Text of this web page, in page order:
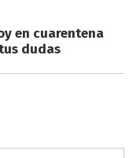
en cuarentena
dudas